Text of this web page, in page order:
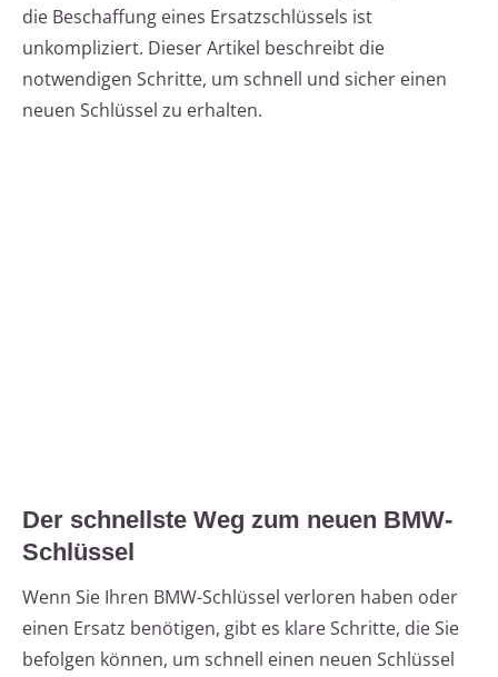
die Beschaffung eines Ersatzschlüssels ist
unkompliziert. Dieser Artikel beschreibt die
notwendigen Schritte, um schnell und sicher einen
neuen Schlüssel zu erhalten.
Der schnellste Weg zum neuen BMW-
Schlüssel
Wenn Sie Ihren BMW-Schlüssel verloren haben oder
einen Ersatz benötigen, gibt es klare Schritte, die Sie
befolgen können, um schnell einen neuen Schlüssel